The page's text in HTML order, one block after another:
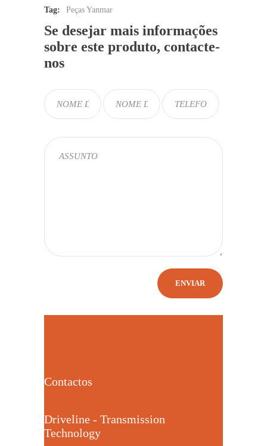
Tag: Peças Yanmar
Se desejar mais informações
sobre este produto, contacte-
nos
Contactos
Driveline - Transmission
Technology